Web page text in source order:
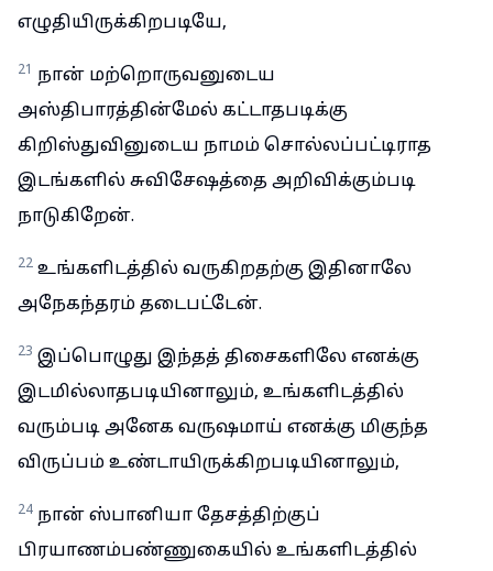
எழுதியிருக்கிறபடியே,
21 நான் மற்றொருவனுடைய
அஸ்திபாரத்தின்மேல் கட்டாதபடிக்கு
கிறிஸ்துவினுடைய நாமம் சொல்லப்பட்டிராத
இடங்களில் சுவிசேஷத்தை அறிவிக்கும்படி
நாடுகிறேன்.
22 உங்களிடத்தில் வருகிறதற்கு இதினாலே
அநேகந்தரம் தடைபட்டேன்.
23 இப்பொழுது இந்தத் திசைகளிலே எனக்கு
இடமில்லாதபடியினாலும், உங்களிடத்தில்
வரும்படி அனேக வருஷமாய் எனக்கு மிகுந்த
விருப்பம் உண்டாயிருக்கிறபடியினாலும்,
24 நான் ஸ்பானியா தேசத்திற்குப்
பிரயாணம்பண்ணுகையில் உங்களிடத்தில்